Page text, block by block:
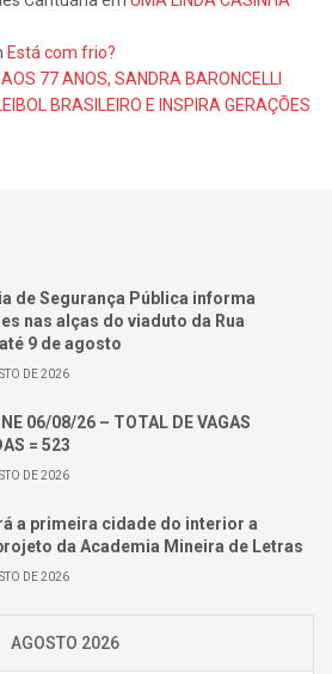
Está com frio?
AOS 77 ANOS, SANDRA BARONCELLI
BRASILEIRO E INSPIRA GERAÇÕES
de Segurança Pública informa
nas alças do viaduto da Rua
9 de agosto
DE 2026
06/08/26 – TOTAL DE VAGAS
= 523
DE 2026
a primeira cidade do interior a
da Academia Mineira de Letras
DE 2026
AGOSTO 2026